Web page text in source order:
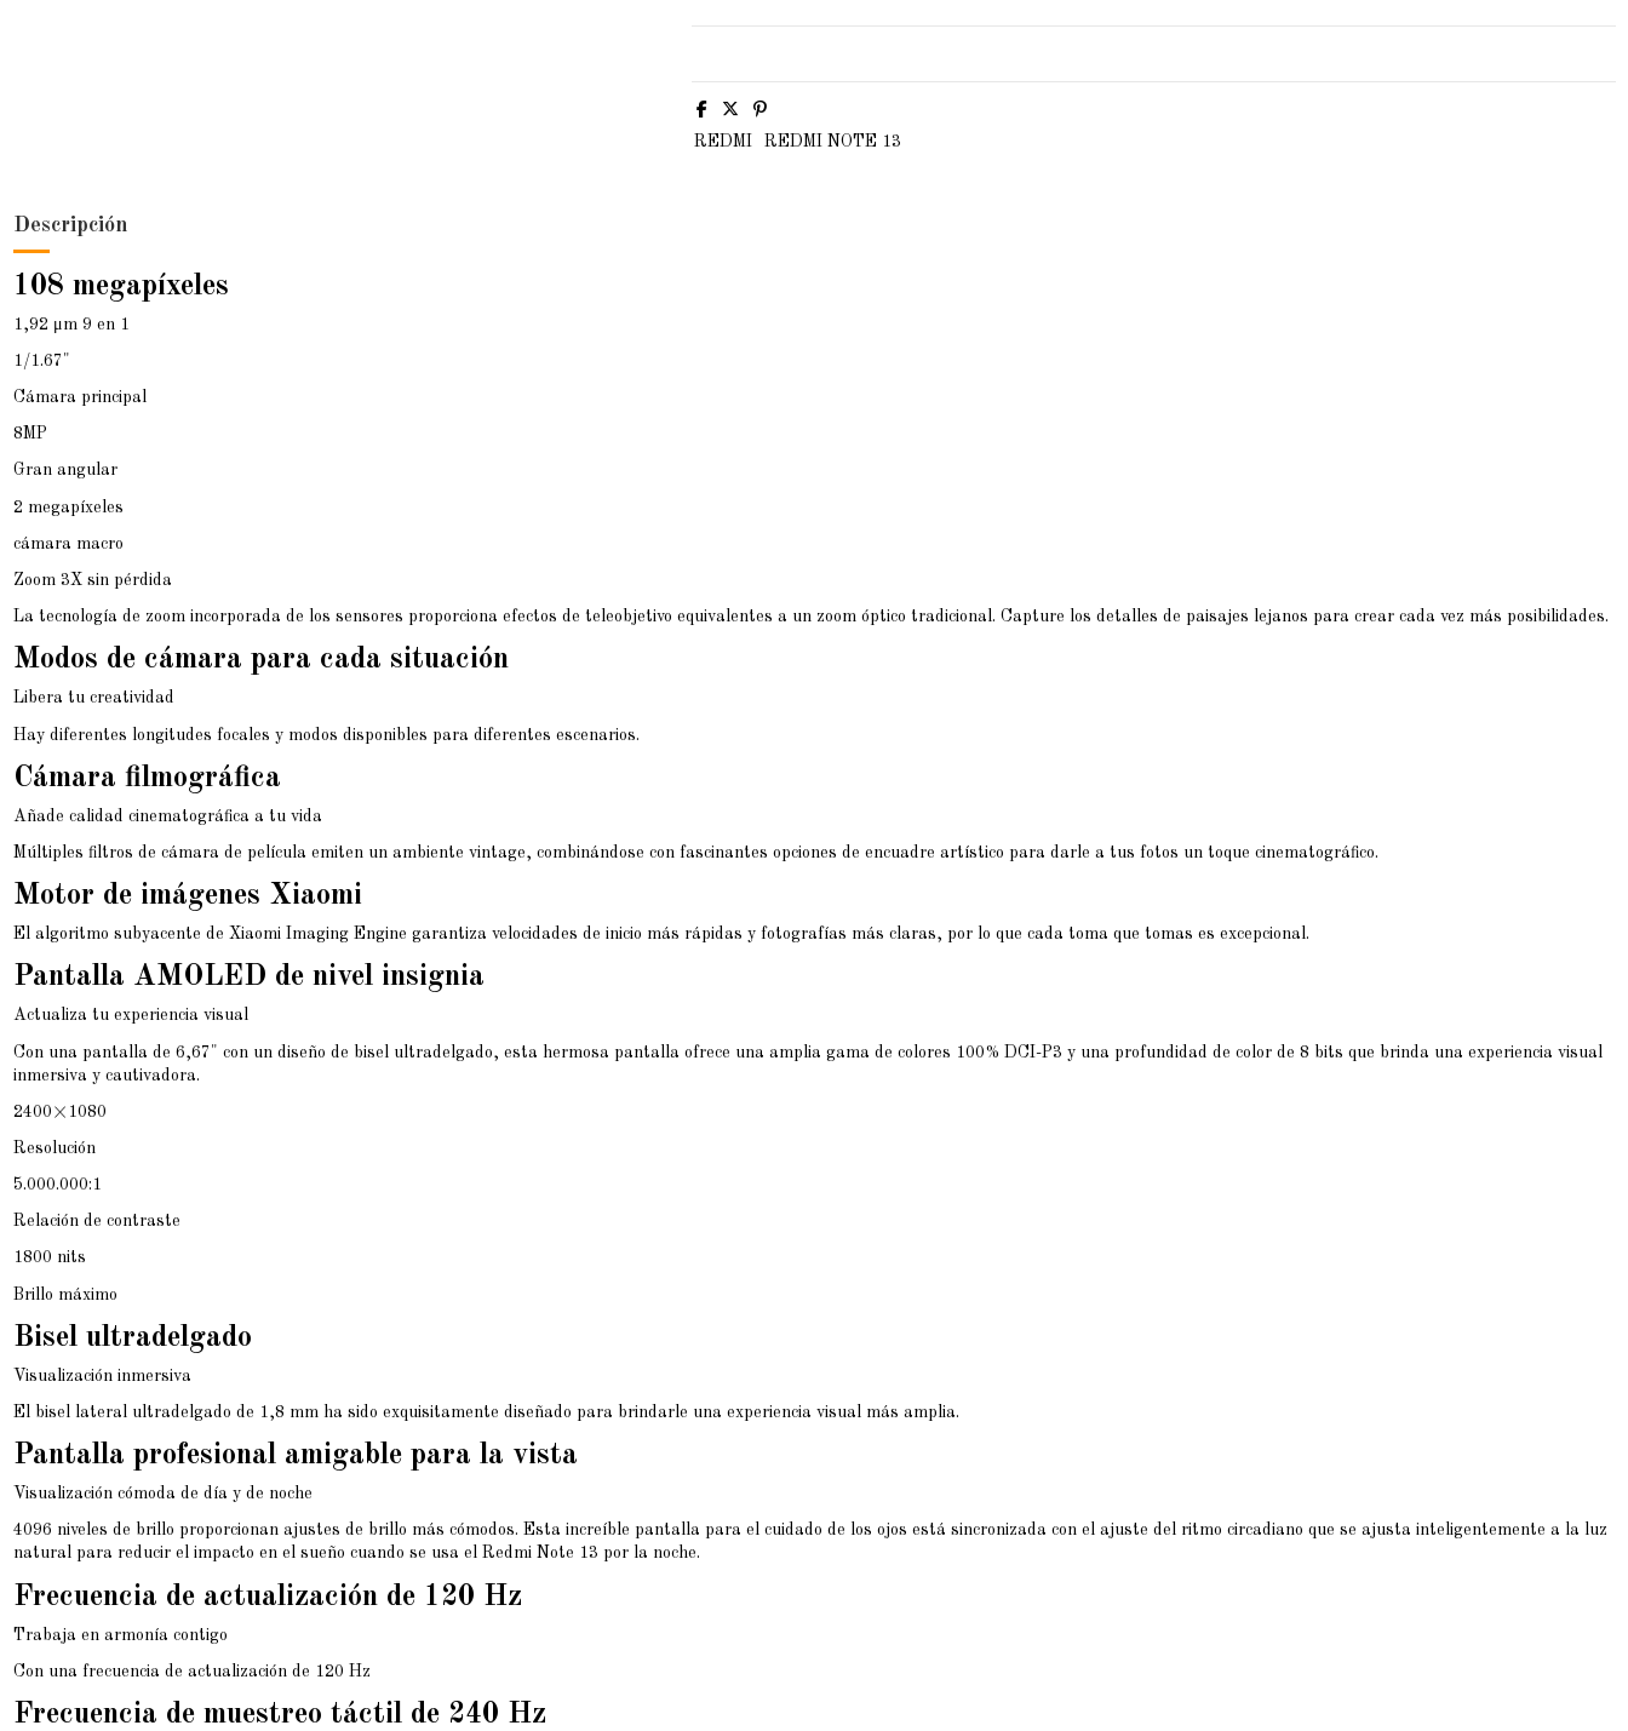
REDMI REDMI NOTE 13
Descripción
108 megapíxeles
1,92 μm 9 en 1
1/1.67"
Cámara principal
8MP
Gran angular
2 megapíxeles
cámara macro
Zoom 3X sin pérdida
La tecnología de zoom incorporada de los sensores proporciona efectos de teleobjetivo equivalentes a un zoom óptico tradicional. Capture los detalles de paisajes lejanos para crear cada vez más posibilidades.
Modos de cámara para cada situación
Libera tu creatividad
Hay diferentes longitudes focales y modos disponibles para diferentes escenarios.
Cámara filmográfica
Añade calidad cinematográfica a tu vida
Múltiples filtros de cámara de película emiten un ambiente vintage, combinándose con fascinantes opciones de encuadre artístico para darle a tus fotos un toque cinematográfico.
Motor de imágenes Xiaomi
El algoritmo subyacente de Xiaomi Imaging Engine garantiza velocidades de inicio más rápidas y fotografías más claras, por lo que cada toma que tomas es excepcional.
Pantalla AMOLED de nivel insignia
Actualiza tu experiencia visual
Con una pantalla de 6,67" con un diseño de bisel ultradelgado, esta hermosa pantalla ofrece una amplia gama de colores 100% DCI-P3 y una profundidad de color de 8 bits que brinda una experiencia visual
inmersiva y cautivadora.
2400×1080
Resolución
5.000.000:1
Relación de contraste
1800 nits
Brillo máximo
Bisel ultradelgado
Visualización inmersiva
El bisel lateral ultradelgado de 1,8 mm ha sido exquisitamente diseñado para brindarle una experiencia visual más amplia.
Pantalla profesional amigable para la vista
Visualización cómoda de día y de noche
4096 niveles de brillo proporcionan ajustes de brillo más cómodos. Esta increíble pantalla para el cuidado de los ojos está sincronizada con el ajuste del ritmo circadiano que se ajusta inteligentemente a la luz
natural para reducir el impacto en el sueño cuando se usa el Redmi Note 13 por la noche.
Frecuencia de actualización de 120 Hz
Trabaja en armonía contigo
Con una frecuencia de actualización de 120 Hz
Frecuencia de muestreo táctil de 240 Hz